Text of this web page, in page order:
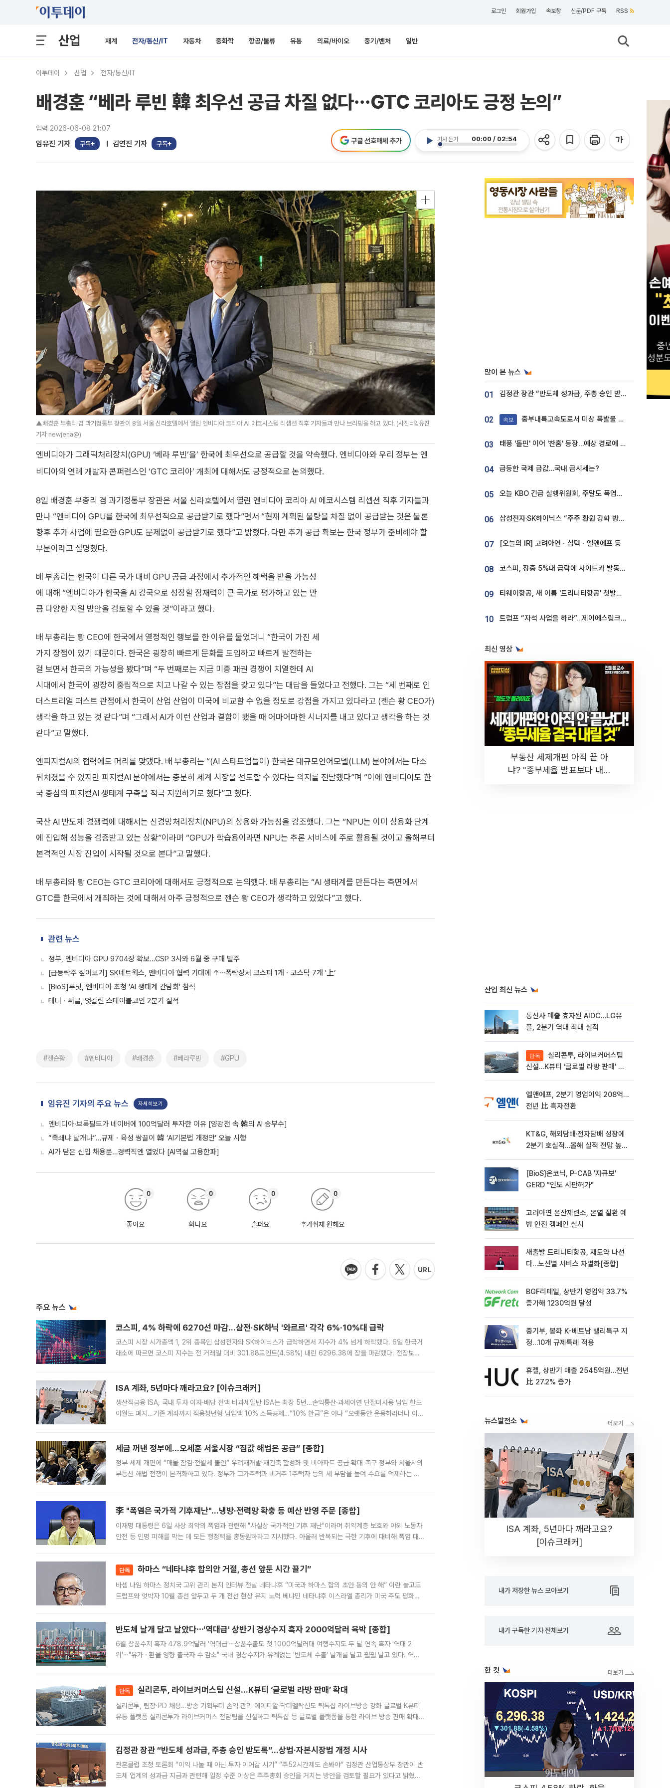
로그인 회원가입 속보창 신문/PDF 구독 RSS
산업 재계 전자/통신/IT 자동차 중화학 항공/물류 유통 의료/바이오 중기/벤처 일반
이투데이 산업 전자/통신/IT
배경훈 “베라 루빈 韓 최우선 공급 차질 없다⋯GTC 코리아도 긍정 논의”
입력 2026-06-08 21:07
임유진 기자 구독 김연진 기자 구독
기사 듣기 00:00 / 02:54
구글 선호매체 추가
▲배경훈 부총리 겸 과기정통부 장관이 8일 서울 신라호텔에서 열린 엔비디아 코리아 AI 에코시스템 리셉션 직후 기자들과 만나 브리핑을 하고 있다. (사진=임유진
기자 newjena@)
엔비디아가 그래픽처리장치(GPU) ‘베라 루빈’을’ 한국에 최우선으로 공급할 것을 약속했다. 엔비디아와 우리 정부는 엔
비디아의 연례 개발자 콘퍼런스인 ‘GTC 코리아’ 개최에 대해서도 긍정적으로 논의했다.
8일 배경훈 부총리 겸 과기정통부 장관은 서울 신라호텔에서 열린 엔비디아 코리아 AI 에코시스템 리셉션 직후 기자들과
만나 “엔비디아 GPU를 한국에 최우선적으로 공급받기로 했다”면서 “현재 계획된 물량을 차질 없이 공급받는 것은 물론
향후 추가 사업에 필요한 GPU도 문제없이 공급받기로 했다”고 밝혔다. 다만 추가 공급 확보는 한국 정부가 준비해야 할
부분이라고 설명했다.
배 부총리는 한국이 다른 국가 대비 GPU 공급 과정에서 추가적인 혜택을 받을 가능성
에 대해 “엔비디아가 한국을 AI 강국으로 성장할 잠재력이 큰 국가로 평가하고 있는 만
큼 다양한 지원 방안을 검토할 수 있을 것”이라고 했다.
배 부총리는 황 CEO에 한국에서 열정적인 행보를 한 이유를 물었더니 “한국이 가진 세
가지 장점이 있기 때문이다. 한국은 굉장히 빠르게 문화를 도입하고 빠르게 발전하는
걸 보면서 한국의 가능성을 봤다”며 “두 번째로는 지금 미중 패권 경쟁이 치열한데 AI
시대에서 한국이 굉장히 중립적으로 치고 나갈 수 있는 장점을 갖고 있다”는 대답을 들었다고 전했다. 그는 “세 번째로 인
더스트리얼 퍼스트 관점에서 한국이 산업 산업이 미국에 비교할 수 없을 정도로 강점을 가지고 있다라고 (젠슨 황 CEO가)
생각을 하고 있는 것 같다”며 “그래서 AI가 이런 산업과 결합이 됐을 때 어마어마한 시너지를 내고 있다고 생각을 하는 것
같다”고 말했다.
엔피지컬AI의 협력에도 머리를 맞댔다. 배 부총리는 “(AI 스타트업들이) 한국은 대규모언어모델(LLM) 분야에서는 다소
뒤처졌을 수 있지만 피지컬AI 분야에서는 충분히 세계 시장을 선도할 수 있다는 의지를 전달했다”며 “이에 엔비디아도 한
국 중심의 피지컬AI 생태계 구축을 적극 지원하기로 했다”고 했다.
국산 AI 반도체 경쟁력에 대해서는 신경망처리장치(NPU)의 상용화 가능성을 강조했다. 그는 “NPU는 이미 상용화 단계
에 진입해 성능을 검증받고 있는 상황”이라며 “GPU가 학습용이라면 NPU는 추론 서비스에 주로 활용될 것이고 올해부터
본격적인 시장 진입이 시작될 것으로 본다”고 말했다.
배 부총리와 황 CEO는 GTC 코리아에 대해서도 긍정적으로 논의했다. 배 부총리는 “AI 생태계를 만든다는 측면에서
GTC를 한국에서 개최하는 것에 대해서 아주 긍정적으로 젠슨 황 CEO가 생각하고 있었다”고 했다.
관련 뉴스
정부, 엔비디아 GPU 9704장 확보…CSP 3사와 6월 중 구매 발주
[급등락주 짚어보기] SK네트웍스, 엔비디아 협력 기대에 ↑⋯폭락장서 코스피 1개ㆍ코스닥 7개 '上‘
[BioS]루닛, 엔비디아 초청 'AI 생태계 간담회' 참석
테더ㆍ써클, 엇갈린 스테이블코인 2분기 실적
#젠슨황 #엔비디아 #배경훈 #베라루빈 #GPU
임유진 기자의 주요 뉴스 자세히보기
엔비디아·브룩필드가 네이버에 100억달러 투자한 이유 [양강전 속 韓의 AI 승부수]
“족쇄냐 날개냐”…규제ㆍ육성 쌍끌이 韓 ‘AI기본법 개정안’ 오늘 시행
AI가 닫은 신입 채용문…경력직엔 열었다 [AI역설 고용한파]
좋아요
0
화나요
0
슬퍼요
0
추가취재 원해요
0
주요 뉴스
코스피, 4% 하락에 6270선 마감…삼전·SK하닉 '와르르' 각각 6%·10%대 급락
코스피 시장 시가총액 1, 2위 종목인 삼성전자와 SK하이닉스가 급락하면서 지수가 4% 넘게 하락했다. 6일 한국거
래소에 따르면 코스피 지수는 전 거래일 대비 301.88포인트(4.58%) 내린 6296.38에 장을 마감했다. 전장보다
ISA 계좌, 5년마다 깨라고요? [이슈크래커]
생산적금융 ISA, 국내 투자 이자·배당 전액 비과세일반 ISA는 최장 5년…손익통산·과세이연 단절미사용 납입 한도
이월도 폐지…기존 계좌까지 적용청년형 납입액 10% 소득공제…“10% 환급”은 아냐 “오랫동안 운용하라더니 이제
세금 꺼낸 정부에…오세훈 서울시장 “집값 해법은 공급” [종합]
정부 세제 개편에 “매물 잠김·전월세 불안” 우려재개발·재건축 활성화 및 비아파트 공급 확대 촉구 정부와 서울시의
부동산 해법 전쟁이 본격화하고 있다. 정부가 고가주택과 비거주 1주택자 등의 세 부담을 높여 수요를 억제하는 카
李 "폭염은 국가적 기후재난"…냉방·전력망 확충 등 예산 반영 주문 [종합]
이재명 대통령은 6일 사상 최악의 폭염과 관련해 "사실상 국가적인 기후 재난"이라며 취약계층 보호와 야외 노동자
안전 등 인명 피해를 막는 데 모든 행정력을 총동원하라고 지시했다. 아울러 반복되는 극한 기후에 대비해 폭염 대응
단독 하마스 “네타냐후 합의안 거절, 총선 앞둔 시간 끌기”
바셈 나임 하마스 정치국 고위 관리 본지 인터뷰 전날 네타냐후 “미국과 하마스 합의 초안 동의 안 해” 이란 놓고도
트럼프와 엇박자 10월 총선 앞두고 두 개 전선 현상 유지 노력 베냐민 네타냐후 이스라엘 총리가 미국 주도 평화위
반도체 날개 달고 날았다⋯'역대급' 상반기 경상수지 흑자 2000억달러 육박 [종합]
6월 상품수지 흑자 478.9억달러 '역대급'⋯상품수출도 첫 1000억달러대 여행수지도 두 달 연속 흑자 '역대 2
위'⋯"유가ㆍ환율 영향 출국자 수 감소" 국내 경상수지가 유례없는 '반도체 수출' 날개를 달고 훨훨 날고 있다. 역대
단독 실리콘투, 라이브커머스팀 신설…K뷰티 ‘글로벌 라방 판매’ 확대
실리콘투, 팀장·PD 채용…방송 기획부터 손익 관리 에이피알·닥터멜락신도 틱톡샵 라이브방송 강화 글로벌 K뷰티
유통 플랫폼 실리콘투가 라이브커머스 전담팀을 신설하고 틱톡샵 등 글로벌 플랫폼을 통한 라이브 방송 판매 확대에
김정관 장관 “반도체 성과급, 주총 승인 받도록”…상법·자본시장법 개정 시사
관훈클럽 초청 토론회 “이익 나눌 때 아닌 투자 이어갈 시기” “주52시간제도 손봐야” 김정관 산업통상부 장관이 반
도체 업계의 성과급 지급과 관련해 일정 수준 이상은 주주총회 승인을 거치는 방안을 검토할 필요가 있다고 밝혔다.
많이 본 뉴스
01 김정관 장관 “반도체 성과급, 주총 승인 받도록”…상법·자본시장법 개정 시사
02 속보 중부내륙고속도로서 미상 폭발물 발견
03 태풍 '돌핀' 이어 '찬홈' 등장…예상 경로에 한국 '한숨'
04 급등한 국제 금값…국내 금시세는?
05 오늘 KBO 긴급 실행위원회, 주말도 폭염취소 될까
06 삼성전자·SK하이닉스 “주주 환원 강화 방안 마련”
07 [오늘의 IR] 고려아연ㆍ심텍ㆍ엘앤에프 등
08 코스피, 장중 5%대 급락에 사이드카 발동…삼성·SK 동반 폭락
09 티웨이항공, 새 이름 '트리니티항공' 첫발…SSC 전략 본격화
10 트럼프 “자석 사업을 하라”…제이에스링크, 비중국 영구자석 공급망 구축 속도
최신 영상
부동산 세제개편 아직 끝 아
냐? "종부세율 발표보다 내릴
산업 최신 뉴스
통신사 매출 효자된 AIDC…LG유
플, 2분기 역대 최대 실적
단독
신설…K뷰티 ‘글로벌 라방 판매’ 확
엘앤에프, 2분기 영업이익 208억…
전년 比 흑자전환
KT&G, 해외담배·전자담배 성장에
2분기 호실적…올해 실적 전망 높였
[BioS]온코닉, P-CAB '자큐보'
GERD "인도 시판허가"
고려아연 온산제련소, 온열 질환 예
방 안전 캠페인 실시
새출발 트리니티항공, 재도약 나선
다…노선별 서비스 차별화[종합]
BGF리테일, 상반기 영업익 33.7%
증가해 1230억원 달성
중기부, 봉화 K-베트남 밸리특구 지
정…10개 규제특례 적용
휴젤, 상반기 매출 2545억원…전년
比 27.2% 증가
뉴스발전소
ISA 계좌, 5년마다 깨라고요?
[이슈크래커]
내가 저장한 뉴스 모아보기
내가 구독한 기자 전체보기
한 컷